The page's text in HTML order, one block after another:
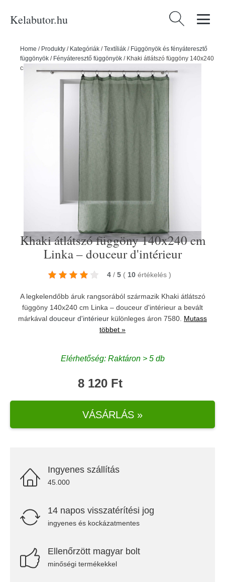
Kelabutor.hu Keresés:
Home / Produkty / Kategóriák /Textíliák / Függönyök és fényáteresztő
függönyök / Fényáteresztő függönyök / Khaki átlátszó függöny 140x240
cm Linka – douceur d'intérieur
Khaki átlátszó függöny 140x240 cm
Linka – douceur d'intérieur
4 / 5 ( 10 értékelés )
A legkelendőbb áruk rangsorából származik Khaki átlátszó
függöny 140x240 cm Linka – douceur d'intérieur a bevált
márkával douceur d'intérieur különleges áron 7580. Mutass
többet »
Elérhetőség: Raktáron > 5 db
8 120 Ft
VÁSÁRLÁS »
Ingyenes szállítás
45.000
14 napos visszatérítési jog
ingyenes és kockázatmentes
Ellenőrzött magyar bolt
minőségi termékekkel